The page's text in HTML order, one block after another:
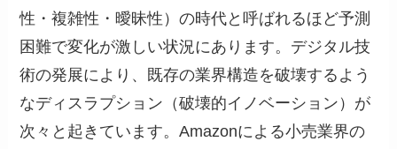
性・複雑性・曖昧性）の時代と呼ばれるほど予測
困難で変化が激しい状況にあります。デジタル技
術の発展により、既存の業界構造を破壊するよう
なディスラプション（破壊的イノベーション）が
次々と起きています。Amazonによる小売業界の